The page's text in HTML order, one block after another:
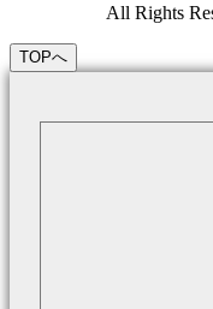
All Rights
TOPへ